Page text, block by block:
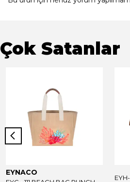
Çok Satanlar
EYNACO